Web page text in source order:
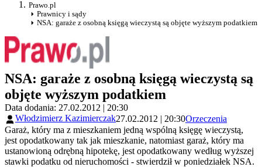
Prawo.pl
Prawnicy i sądy
NSA: garaże z osobną księgą wieczystą są objęte wyższym podatkiem
NSA: garaże z osobną księgą wieczystą są
objęte wyższym podatkiem
Data dodania: 27.02.2012 | 20:30
Włodzimierz Kazimierczak27.02.2012 | 20:30Orzeczenia
Garaż, który ma z mieszkaniem jedną wspólną księgę wieczystą,
jest opodatkowany tak jak mieszkanie, natomiast garaż, który ma
ustanowioną odrębną hipotekę, jest opodatkowany według wyższej
stawki podatku od nieruchomości - stwierdził w poniedziałek NSA.